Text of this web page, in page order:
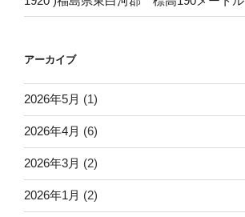
アーカイブ
2026年5月 (1)
2026年4月 (6)
2026年3月 (2)
2026年1月 (2)